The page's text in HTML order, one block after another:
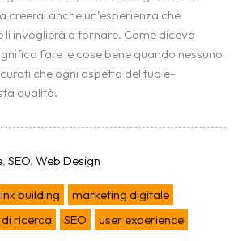
creerai anche un’esperienza che
li invoglierà a tornare. Come diceva
fare le cose bene quando nessuno
che ogni aspetto del tuo e-
qualità.
, SEO, Web Design
building
marketing digitale
ricerca
SEO user experience